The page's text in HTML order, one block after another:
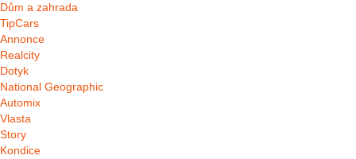
Dům a zahrada
TipCars
Annonce
Realcity
Dotyk
National Geographic
Automix
Vlasta
Story
Kondice